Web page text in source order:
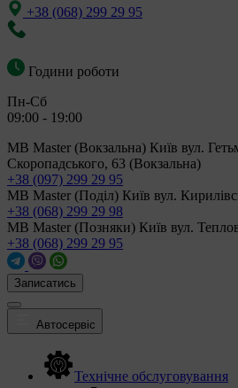
+38 (068) 299 29 95
Години роботи
Пн-Сб
09:00 - 19:00
MB Master (Вокзальна) Київ вул.
Скоропадського, 63 (Вокзальна)
+38 (097) 299 29 95
MB Master (Поділ) Київ вул.
+38 (068) 299 29 98
MB Master (Позняки) Київ вул.
+38 (068) 299 29 95
Записатись
Автосервіс
Технічне обслуговування